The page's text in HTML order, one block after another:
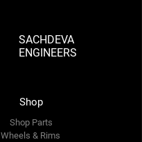
SACHDEVA
ENGINEERS
Shop
Shop Parts
Wheels & Rims